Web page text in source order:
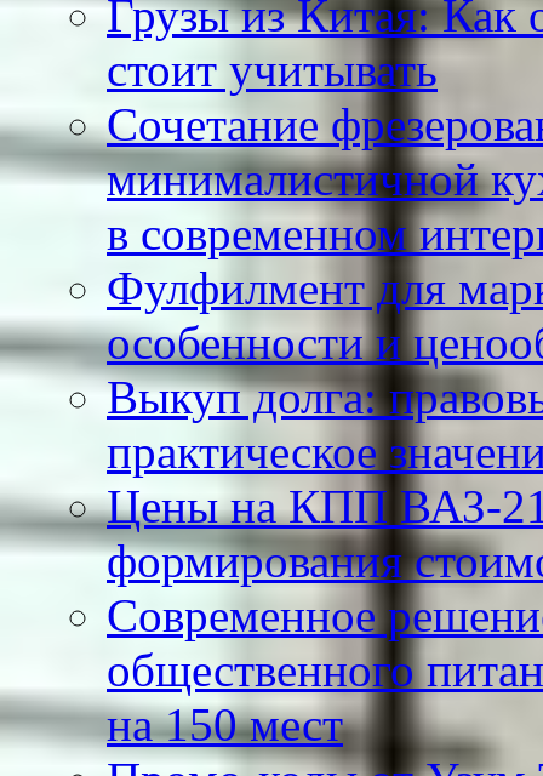
Грузы из Китая: Как
стоит учитывать
Сочетание
минималистичной
в современном
Фулфилмент для
особенности и
Выкуп долга:
практическое
Цены на КПП ВАЗ-
формирования
Современное
общественного
на 150 мест